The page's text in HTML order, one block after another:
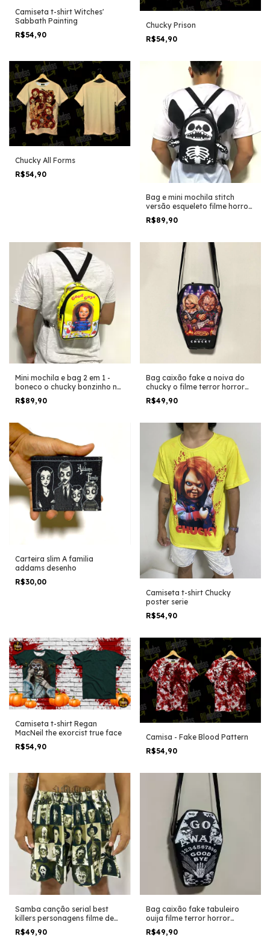
Camiseta t-shirt Witches'
Sabbath Painting
R$54,90
Chucky Prison
R$54,90
Chucky All Forms
R$54,90
Bag e mini mochila stitch
versão esqueleto filme horror
trash geek halloween
R$89,90
Mini mochila e bag 2 em 1 -
boneco o chucky bonzinho na
caixa o filme terror trash
R$89,90
Bag caixão fake a noiva do
chucky o filme terror horror
trash halloween
R$49,90
Carteira slim A familia
addams desenho
R$30,00
Camiseta t-shirt Chucky
poster serie
R$54,90
Camiseta t-shirt Regan
MacNeil the exorcist true face
R$54,90
Camisa - Fake Blood Pattern
R$54,90
Samba canção serial best
killers personagens filme de
terror horror suspense trash
halloween
R$49,90
Bag caixão fake tabuleiro
ouija filme terror horror
halloween
R$49,90